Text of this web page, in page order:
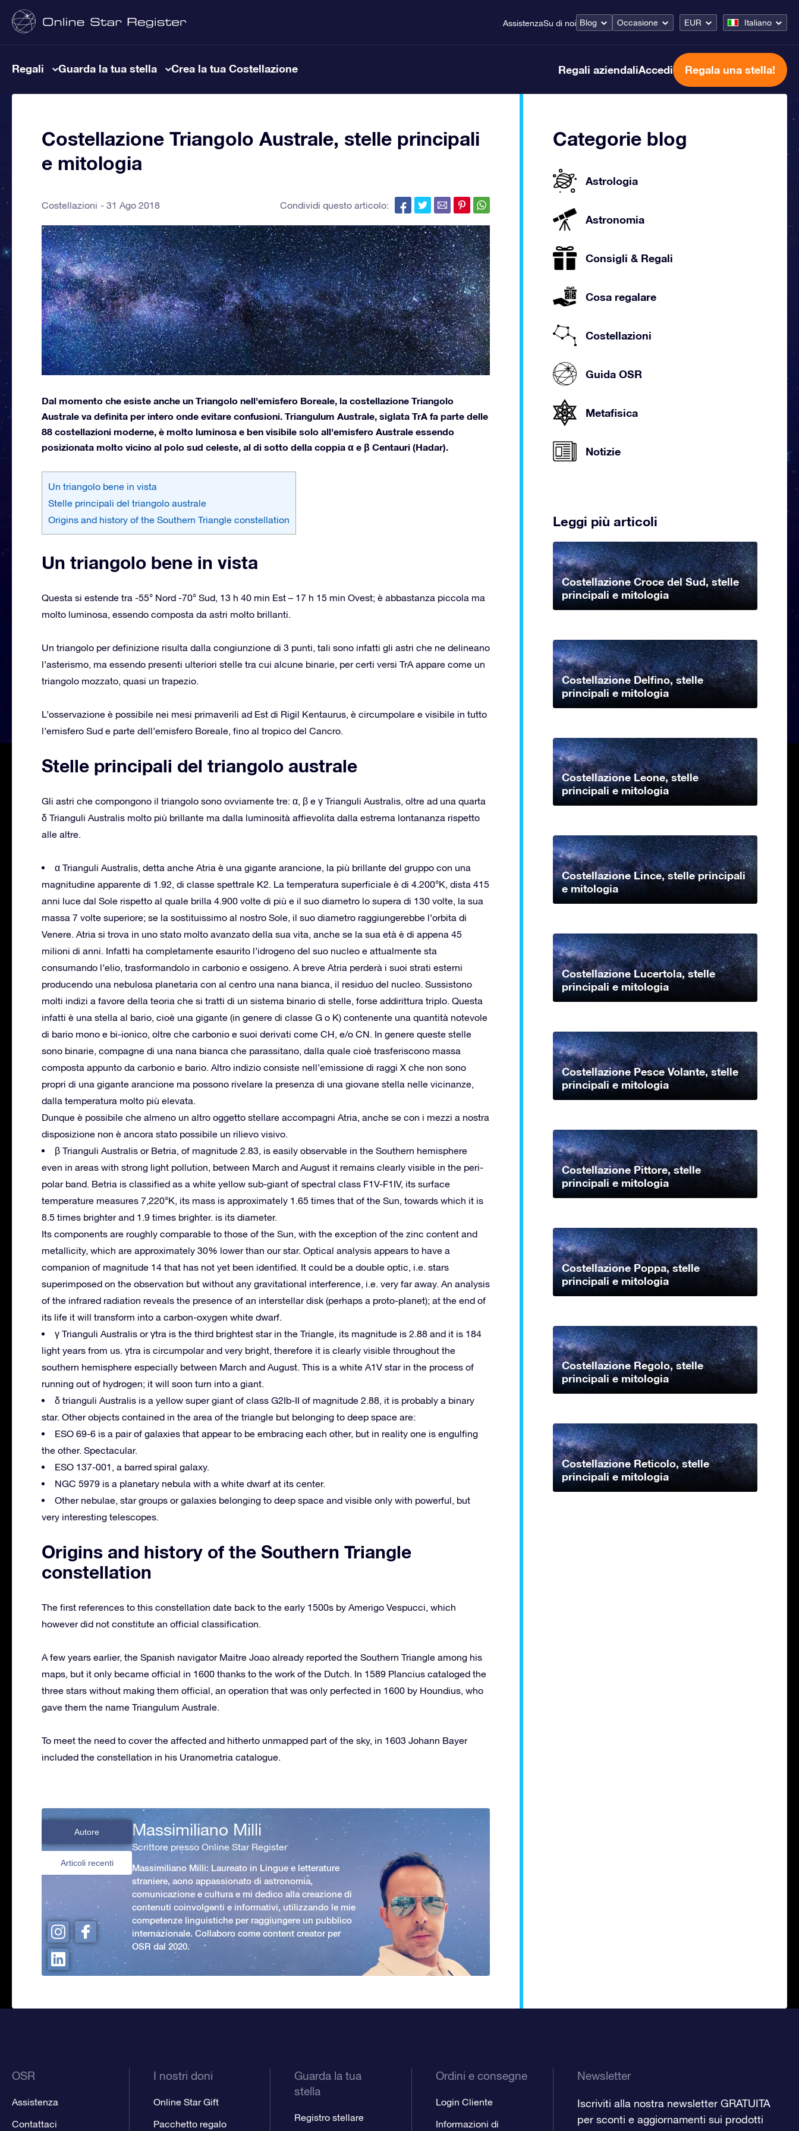
AssistenzaSu di noi Blog Occasione EUR Italiano
Regali Guarda la tua stella Crea la tua Costellazione Regali aziendaliAccedi Regala una stella!
Costellazione Triangolo Australe, stelle principali
e mitologia
Costellazioni 31 Ago 2018 Condividi questo articolo:
Dal momento che esiste anche un Triangolo nell'emisfero Boreale, la costellazione Triangolo
Australe va definita per intero onde evitare confusioni. Triangulum Australe, siglata TrA fa parte delle
88 costellazioni moderne, è molto luminosa e ben visibile solo all'emisfero Australe essendo
posizionata molto vicino al polo sud celeste, al di sotto della coppia α e β Centauri (Hadar).
Un triangolo bene in vista
Stelle principali del triangolo australe
Origins and history of the Southern Triangle constellation
Un triangolo bene in vista
Questa si estende tra -55° Nord -70° Sud, 13 h 40 min Est – 17 h 15 min Ovest; è abbastanza piccola ma
molto luminosa, essendo composta da astri molto brillanti.
Un triangolo per definizione risulta dalla congiunzione di 3 punti, tali sono infatti gli astri che ne delineano
l’asterismo, ma essendo presenti ulteriori stelle tra cui alcune binarie, per certi versi TrA appare come un
triangolo mozzato, quasi un trapezio.
L’osservazione è possibile nei mesi primaverili ad Est di Rigil Kentaurus, è circumpolare e visibile in tutto
l’emisfero Sud e parte dell’emisfero Boreale, fino al tropico del Cancro.
Stelle principali del triangolo australe
Gli astri che compongono il triangolo sono ovviamente tre: α, β e γ Trianguli Australis, oltre ad una quarta
δ Trianguli Australis molto più brillante ma dalla luminosità affievolita dalla estrema lontananza rispetto
alle altre.
α Trianguli Australis, detta anche Atria è una gigante arancione, la più brillante del gruppo con una
magnitudine apparente di 1.92, di classe spettrale K2. La temperatura superficiale è di 4.200°K, dista 415
anni luce dal Sole rispetto al quale brilla 4.900 volte di più e il suo diametro lo supera di 130 volte, la sua
massa 7 volte superiore; se la sostituissimo al nostro Sole, il suo diametro raggiungerebbe l’orbita di
Venere. Atria si trova in uno stato molto avanzato della sua vita, anche se la sua età è di appena 45
milioni di anni. Infatti ha completamente esaurito l’idrogeno del suo nucleo e attualmente sta
consumando l’elio, trasformandolo in carbonio e ossigeno. A breve Atria perderà i suoi strati esterni
producendo una nebulosa planetaria con al centro una nana bianca, il residuo del nucleo. Sussistono
molti indizi a favore della teoria che si tratti di un sistema binario di stelle, forse addirittura triplo. Questa
infatti è una stella al bario, cioè una gigante (in genere di classe G o K) contenente una quantità notevole
di bario mono e bi-ionico, oltre che carbonio e suoi derivati come CH, e/o CN. In genere queste stelle
sono binarie, compagne di una nana bianca che parassitano, dalla quale cioè trasferiscono massa
composta appunto da carbonio e bario. Altro indizio consiste nell’emissione di raggi X che non sono
propri di una gigante arancione ma possono rivelare la presenza di una giovane stella nelle vicinanze,
dalla temperatura molto più elevata.
Dunque è possibile che almeno un altro oggetto stellare accompagni Atria, anche se con i mezzi a nostra
disposizione non è ancora stato possibile un rilievo visivo.
β Trianguli Australis or Betria, of magnitude 2.83, is easily observable in the Southern hemisphere
even in areas with strong light pollution, between March and August it remains clearly visible in the peri-
polar band. Betria is classified as a white yellow sub-giant of spectral class F1V-F1IV, its surface
temperature measures 7,220°K, its mass is approximately 1.65 times that of the Sun, towards which it is
8.5 times brighter and 1.9 times brighter. is its diameter.
Its components are roughly comparable to those of the Sun, with the exception of the zinc content and
metallicity, which are approximately 30% lower than our star. Optical analysis appears to have a
companion of magnitude 14 that has not yet been identified. It could be a double optic, i.e. stars
superimposed on the observation but without any gravitational interference, i.e. very far away. An analysis
of the infrared radiation reveals the presence of an interstellar disk (perhaps a proto-planet); at the end of
its life it will transform into a carbon-oxygen white dwarf.
γ Trianguli Australis or γtra is the third brightest star in the Triangle, its magnitude is 2.88 and it is 184
light years from us. γtra is circumpolar and very bright, therefore it is clearly visible throughout the
southern hemisphere especially between March and August. This is a white A1V star in the process of
running out of hydrogen; it will soon turn into a giant.
δ trianguli Australis is a yellow super giant of class G2Ib-II of magnitude 2.88, it is probably a binary
star. Other objects contained in the area of ​​the triangle but belonging to deep space are:
ESO 69-6 is a pair of galaxies that appear to be embracing each other, but in reality one is engulfing
the other. Spectacular.
ESO 137-001, a barred spiral galaxy.
NGC 5979 is a planetary nebula with a white dwarf at its center.
Other nebulae, star groups or galaxies belonging to deep space and visible only with powerful, but
very interesting telescopes.
Origins and history of the Southern Triangle
constellation
The first references to this constellation date back to the early 1500s by Amerigo Vespucci, which
however did not constitute an official classification.
A few years earlier, the Spanish navigator Maitre Joao already reported the Southern Triangle among his
maps, but it only became official in 1600 thanks to the work of the Dutch. In 1589 Plancius cataloged the
three stars without making them official, an operation that was only perfected in 1600 by Houndius, who
gave them the name Triangulum Australe.
To meet the need to cover the affected and hitherto unmapped part of the sky, in 1603 Johann Bayer
included the constellation in his Uranometria catalogue.
Autore
Articoli recenti
Massimiliano Milli
Scrittore presso Online Star Register
Massimiliano Milli: Laureato in Lingue e letterature
straniere, aono appassionato di astronomia,
comunicazione e cultura e mi dedico alla creazione di
contenuti coinvolgenti e informativi, utilizzando le mie
competenze linguistiche per raggiungere un pubblico
internazionale. Collaboro come content creator per
OSR dal 2020.
Categorie blog
Astrologia
Astronomia
Consigli & Regali
Cosa regalare
Costellazioni
Guida OSR
Metafisica
Notizie
Leggi più articoli
Costellazione Croce del Sud, stelle
principali e mitologia
Costellazione Delfino, stelle
principali e mitologia
Costellazione Leone, stelle
principali e mitologia
Costellazione Lince, stelle principali
e mitologia
Costellazione Lucertola, stelle
principali e mitologia
Costellazione Pesce Volante, stelle
principali e mitologia
Costellazione Pittore, stelle
principali e mitologia
Costellazione Poppa, stelle
principali e mitologia
Costellazione Regolo, stelle
principali e mitologia
Costellazione Reticolo, stelle
principali e mitologia
OSR
Assistenza
Contattaci
I nostri doni
Online Star Gift
Pacchetto regalo
Guarda la tua
stella
Registro stellare
Ordini e consegne
Login Cliente
Informazioni di
Newsletter
Iscriviti alla nostra newsletter GRATUITA
per sconti e aggiornamenti sui prodotti